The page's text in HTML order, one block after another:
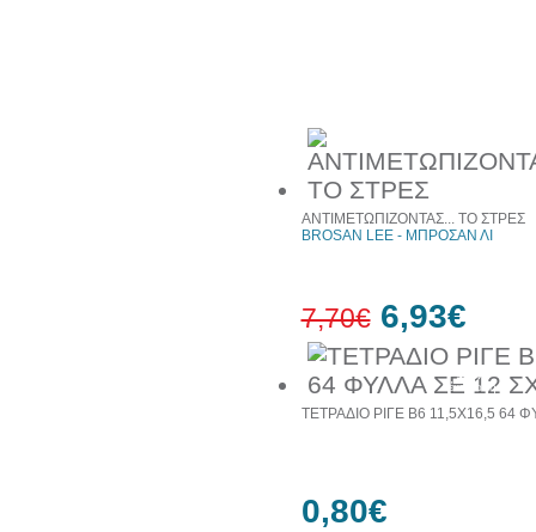
10%
έκπτωση
ΑΝΤΙΜΕΤΩΠΙΖΟΝΤΑΣ... ΤΟ ΣΤΡΕΣ
BROSAN LEE - ΜΠΡΟΣΑΝ ΛΙ
7,70€ 6,93€
ΤΕΤΡΑΔΙΟ ΡΙΓΕ Β6 11,5Χ16,5 64
0,80€